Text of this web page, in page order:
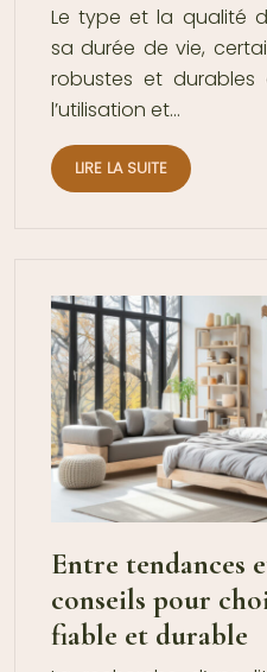
Le type et la qualité
sa durée de vie,
robustes et durables
l’utilisation et…
LIRE LA SUITE
Entre tendances
conseils pour
fiable et durable